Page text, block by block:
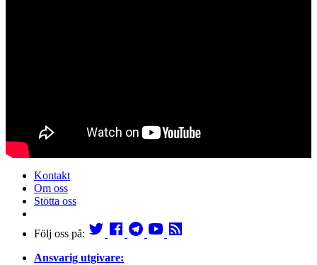
Kontakt
Om oss
Stötta oss
Följ oss på:
Ansvarig utgivare: